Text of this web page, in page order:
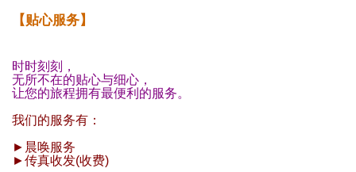
【贴心服务】
时时刻刻，
无所不在的贴心与细心，
让您的旅程拥有最便利的服务。
我们的服务有：
►晨唤服务
►传真收发(收费)